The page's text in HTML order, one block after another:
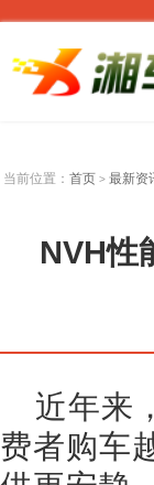
当前位置： 首页 > 最新资
NVH性
近年来
费者购车